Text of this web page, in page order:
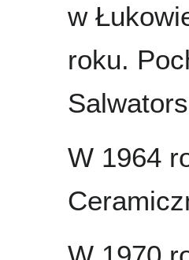
w
roku.
W 1964